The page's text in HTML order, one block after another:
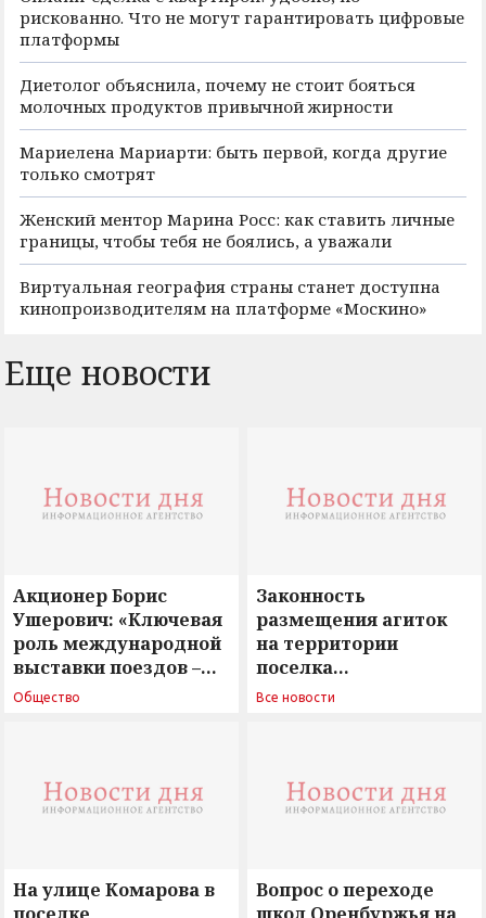
рискованно. Что не могут гарантировать цифровые
платформы
Диетолог объяснила, почему не стоит бояться
молочных продуктов привычной жирности
Мариелена Мариарти: быть первой, когда другие
только смотрят
Женский ментор Марина Росс: как ставить личные
границы, чтобы тебя не боялись, а уважали
Виртуальная география страны станет доступна
кинопроизводителям на платформе «Москино»
Еще новости
Акционер Борис
Ушерович: «Ключевая
роль международной
выставки поездов –
поиск ответов на
Общество
Законность
размещения агиток
на территории
поселка
Новосергиевка
Все новости
На улице Комарова в
Вопрос о переходе